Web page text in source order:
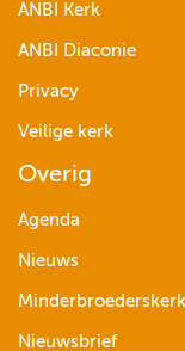
ANBI Kerk
ANBI Diaconie
Privacy
Veilige kerk
Overig
Agenda
Nieuws
Minderbroederskerk
Nieuwsbrief